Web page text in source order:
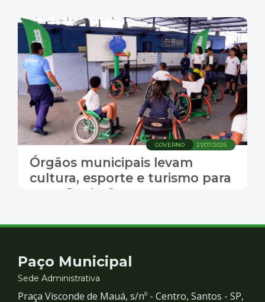
Orçamento Participativo de
Santos
21/07/2026
GOVERNO
Órgãos municipais levam
cultura, esporte e turismo para
votação do Orçamento
Contato
e
Paço Municipal
Sede Administrativa
Praça Visconde de Mauá, s/nº - Centro, Santos - SP,